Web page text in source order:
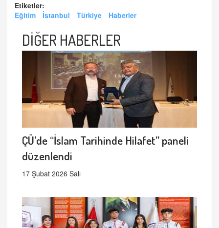
Etiketler:
Eğitim
İstanbul Türkiye Haberler
DİĞER HABERLER
ÇÜ’de “İslam Tarihinde Hilafet” paneli
düzenlendi
17 Şubat 2026 Salı